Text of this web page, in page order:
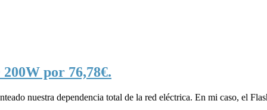
por 76,78€.
nuestra dependencia total de la red eléctrica. En mi caso, el